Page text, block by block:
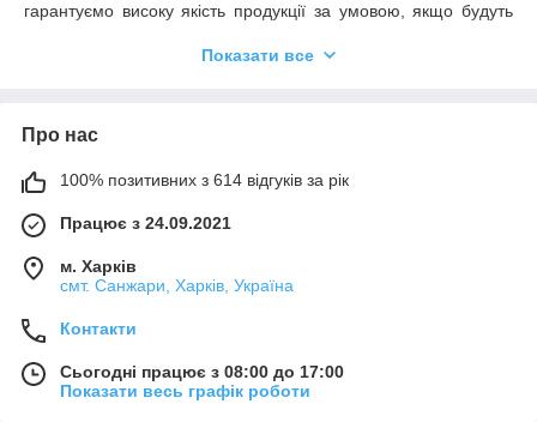
гарантуємо високу якість продукції за умовою, якщо будуть
Необхідним є пробне тестування обраного продукту у зв'язку
застосування продуктів, якщо на кінцевий результат мали
вплив фактори, що знаходяться поза зоною нашого
контролю.
Показати все
Про нас
100% позитивних з 614 відгуків за рік
Працює з 24.09.2021
м. Харків
смт. Санжари, Харків, Україна
Контакти
Сьогодні працює з 08:00 до 17:00
Показати весь графік роботи